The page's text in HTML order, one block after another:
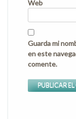
Web
Guarda mi
en este
comente.